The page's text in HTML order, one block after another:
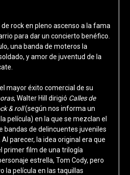
rock en pleno ascenso a la fama
para dar un concierto benéfico.
una banda de moteros la
y amor de juventud de la
mayor éxito comercial de su
, Walter Hill dirigió Calles de
& roll(según nos informa un
película) en la que se mezclan el
bandas de delincuentes juveniles
parecer, la idea original era que
primer film de una trilogía
estrella, Tom Cody, pero
la película en las taquillas